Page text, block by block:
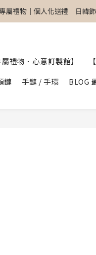
屬禮物｜個人化送禮｜日韓
屬禮物｜個人化送禮｜日韓
【專屬禮物
屬禮物｜個人化送禮｜日韓
禮物．心意訂製館】
鏈
手鏈 / 手環 BLOG